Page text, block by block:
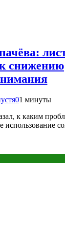
к снижению
01 минуты
к каким
использование